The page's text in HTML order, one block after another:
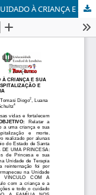
O PROFISSIONAL DE ENFERMAGEM E O CUIDADO À CRIANÇA E SUA FAMÍLIA NO PROCESSO DE ADOECIMENTO, HOSPITALIZAÇÃO E MORTE: RELATO DE EXPERIÊNCIA